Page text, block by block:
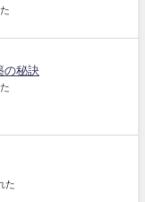
の秘訣
た